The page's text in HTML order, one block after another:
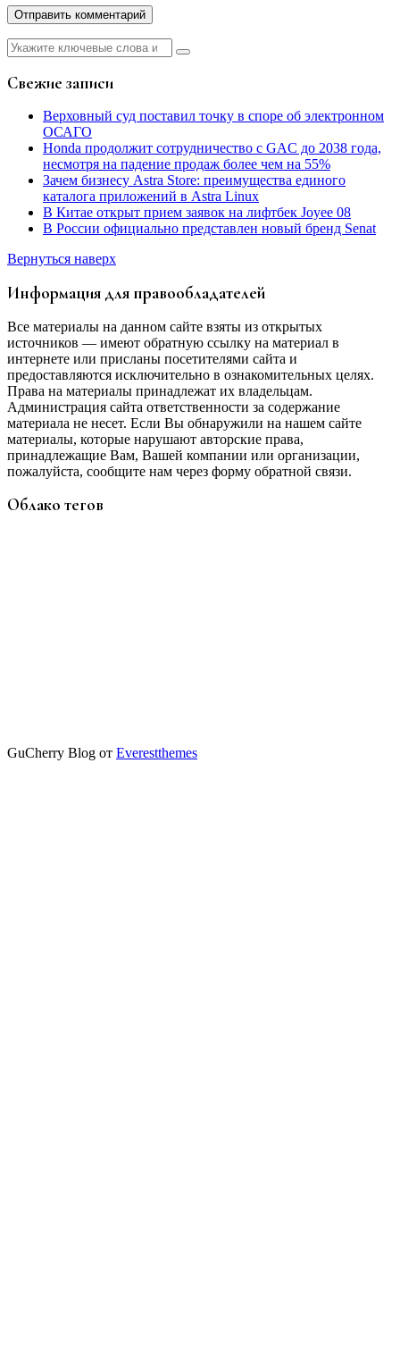
Найти:
Свежие записи
Верховный суд поставил точку в споре об электронном
ОСАГО
Honda продолжит сотрудничество с GAC до 2038 года,
несмотря на падение продаж более чем на 55%
Зачем бизнесу Astra Store: преимущества единого
каталога приложений в Astra Linux
В Китае открыт прием заявок на лифтбек Joyee 08
В России официально представлен новый бренд Senat
Вернуться наверх
Информация для правообладателей
Все материалы на данном сайте взяты из открытых
источников — имеют обратную ссылку на материал в
интернете или присланы посетителями сайта и
предоставляются исключительно в ознакомительных целях.
Права на материалы принадлежат их владельцам.
Администрация сайта ответственности за содержание
материала не несет. Если Вы обнаружили на нашем сайте
материалы, которые нарушают авторские права,
принадлежащие Вам, Вашей компании или организации,
пожалуйста, сообщите нам через форму обратной связи.
Облако тегов
GuCherry Blog от Everestthemes